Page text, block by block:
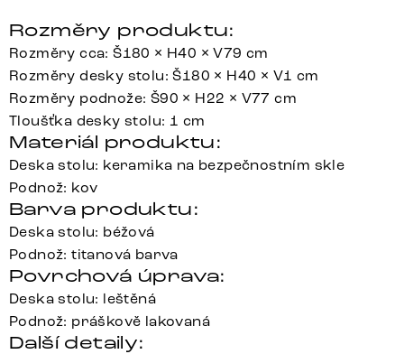
Rozměry produktu:
Rozměry cca: Š180 × H40 × V79 cm
Rozměry desky stolu: Š180 × H40 × V1 cm
Rozměry podnože: Š90 × H22 × V77 cm
Tloušťka desky stolu: 1 cm
Materiál produktu:
Deska stolu: keramika na bezpečnostním skle
Podnož: kov
Barva produktu:
Deska stolu: béžová
Podnož: titanová barva
Povrchová úprava:
Deska stolu: leštěná
Podnož: práškově lakovaná
Další detaily: